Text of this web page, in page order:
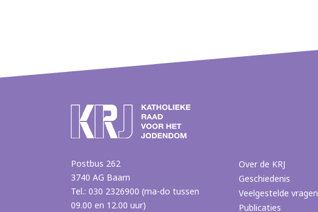
Postbus 262
3740 AG Baarn
Tel.: 030 2326900 (ma-do tussen
09.00 en 12.00 uur)
Over de KRJ
Geschiedenis
Veelgestelde vragen
Publicaties